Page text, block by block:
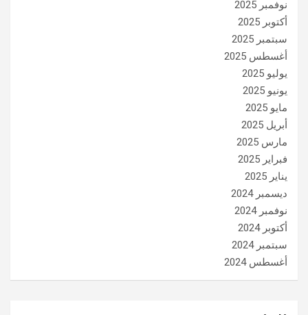
نوفمبر 2025
أكتوبر 2025
سبتمبر 2025
أغسطس 2025
يوليو 2025
يونيو 2025
مايو 2025
أبريل 2025
مارس 2025
فبراير 2025
يناير 2025
ديسمبر 2024
نوفمبر 2024
أكتوبر 2024
سبتمبر 2024
أغسطس 2024